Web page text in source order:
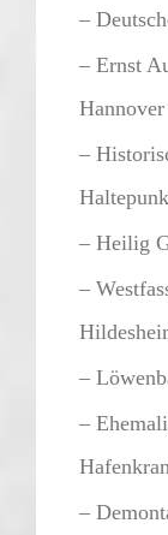
–
– Ernst
Hannover
–
– Heilig
–
–
–
–